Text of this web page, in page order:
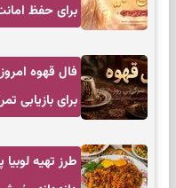
برای حفظ
برای بازیابی
طرز تهیه